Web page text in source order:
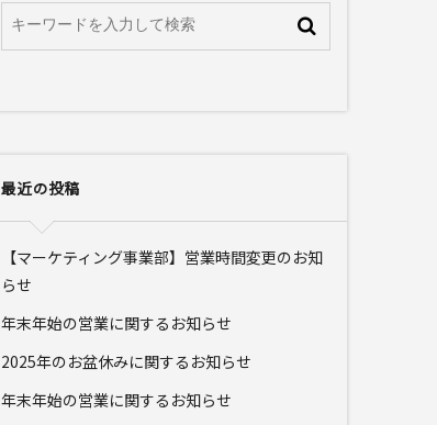
最近の投稿
【マーケティング事業部】営業時間変更のお知
らせ
年末年始の営業に関するお知らせ
2025年のお盆休みに関するお知らせ
年末年始の営業に関するお知らせ